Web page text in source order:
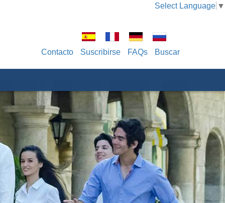
Select Language ▼
Contacto Suscribirse FAQs Buscar